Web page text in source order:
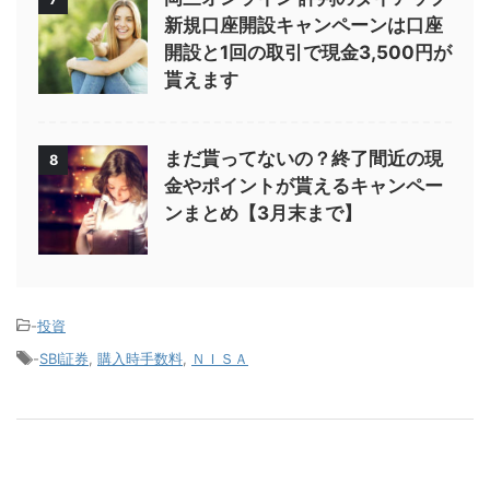
新規口座開設キャンペーンは口座
開設と1回の取引で現金3,500円が
貰えます
8
まだ貰ってないの？終了間近の現
金やポイントが貰えるキャンペー
ンまとめ【3月末まで】
-投資
-SBI証券, 購入時手数料, ＮＩＳＡ